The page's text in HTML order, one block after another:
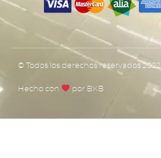
© Todos los derechos reservados 2022
Hecho con por BKB​​